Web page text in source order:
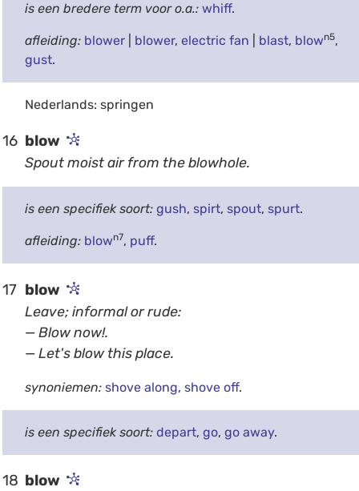
is een bredere term voor o.a.: whiff.
afleiding: blower| blower, electric fan blast, blown5,
gust.
Nederlands: springen
16 blow
Spout moist air from the blowhole.
is een specifiek soort: gush, spirt, spout, spurt.
afleiding: blown7, puff.
17 blow
Leave; informal or rude:
— Blow now!.
— Let's blow this place.
synoniemen: shove along, shove off.
is een specifiek soort: depart, go, go away.
18 blow